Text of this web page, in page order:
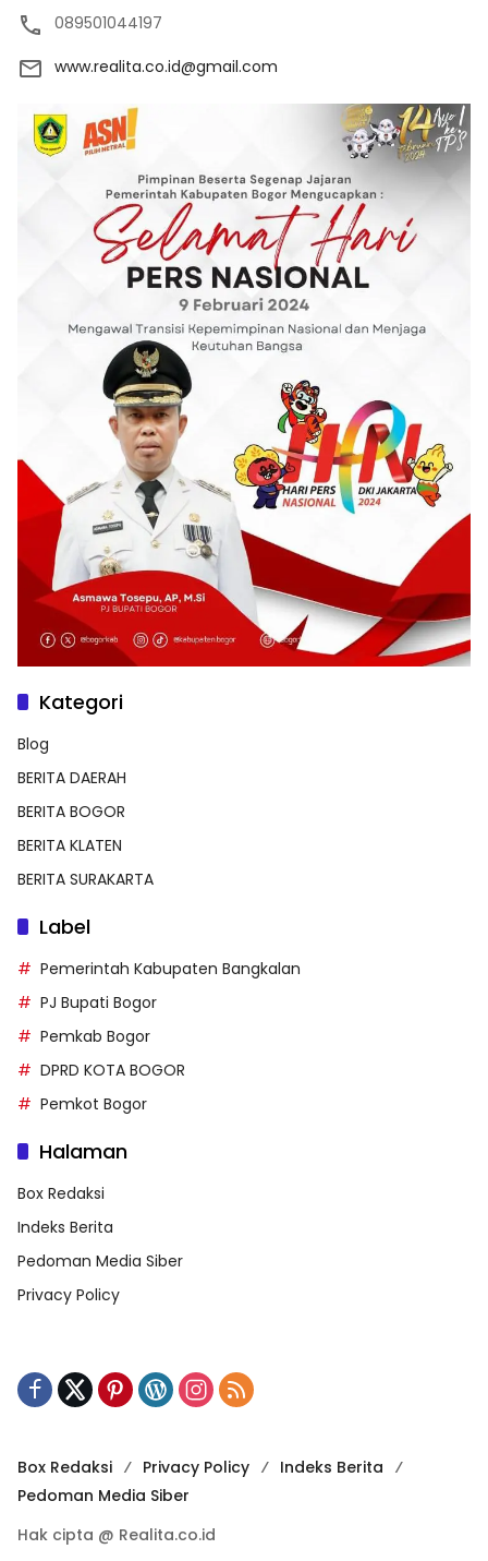
089501044197
www.realita.co.id@gmail.com
Kategori
Blog
BERITA DAERAH
BERITA BOGOR
BERITA KLATEN
BERITA SURAKARTA
Label
Pemerintah Kabupaten Bangkalan
PJ Bupati Bogor
Pemkab Bogor
DPRD KOTA BOGOR
Pemkot Bogor
Halaman
Box Redaksi
Indeks Berita
Pedoman Media Siber
Privacy Policy
Box Redaksi Privacy Policy
Indeks Berita
Pedoman Media Siber
Hak cipta @ Realita.co.id